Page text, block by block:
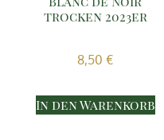
trocken 2023er
8,50 €
In den Warenkorb